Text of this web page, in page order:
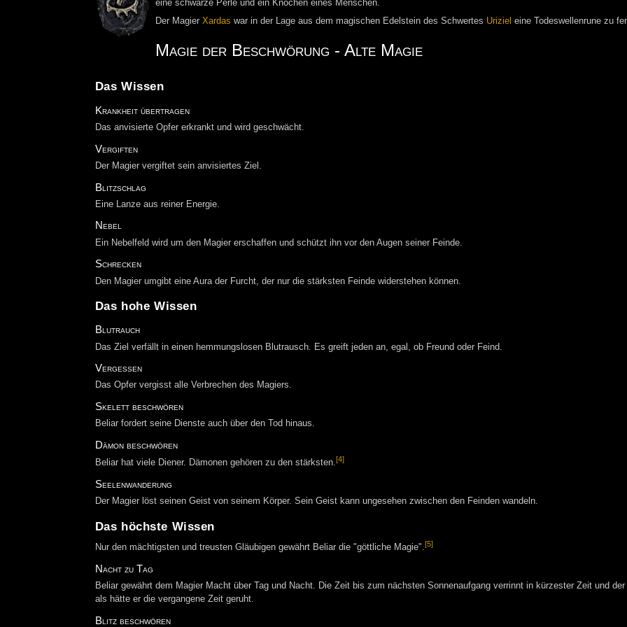
eine schwarze Perle und ein Knochen eines Menschen.
Der MagierXardas war in der Lage aus dem magischen Edelstein des Schwertes Uriziel eine Todeswellenrune zu
Magie der Beschwörung - Alte Magie
Das Wissen
Krankheit übertragen
Das anvisierte Opfer erkrankt und wird geschwächt.
Vergiften
Der Magier vergiftet sein anvisiertes Ziel.
Blitzschlag
Eine Lanze aus reiner Energie.
Nebel
Ein Nebelfeld wird um den Magier erschaffen und schützt ihn vor den Augen seiner Feinde.
Schrecken
Den Magier umgibt eine Aura der Furcht, der nur die stärksten Feinde widerstehen können.
Das hohe Wissen
Blutrauch
Das Ziel verfällt in einen hemmungslosen Blutrausch. Es greift jeden an, egal, ob Freund oder Feind.
Vergessen
Das Opfer vergisst alle Verbrechen des Magiers.
Skelett beschwören
Beliar fordert seine Dienste auch über den Tod hinaus.
Dämon beschwören
Beliar hat viele Diener. Dämonen gehören zu den stärksten.[4]
Seelenwanderung
Der Magier löst seinen Geist von seinem Körper. Sein Geist kann ungesehen zwischen den Feinden wandeln.
Das höchste Wissen
Nur den mächtigsten und treusten Gläubigen gewährt Beliar die "göttliche Magie".[5]
Nacht zu Tag
Beliar gewährt dem Magier Macht über Tag und Nacht. Die Zeit bis zum nächsten Sonnenaufgang verrinnt in kürzester Zeit und
als hätte er die vergangene Zeit geruht.
Blitz beschwören